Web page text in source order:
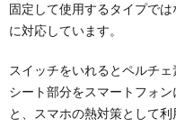
固定して使用するタイプで
に対応しています。
スイッチをいれるとペルチェ
シート部分をスマートフォ
と、スマホの熱対策として